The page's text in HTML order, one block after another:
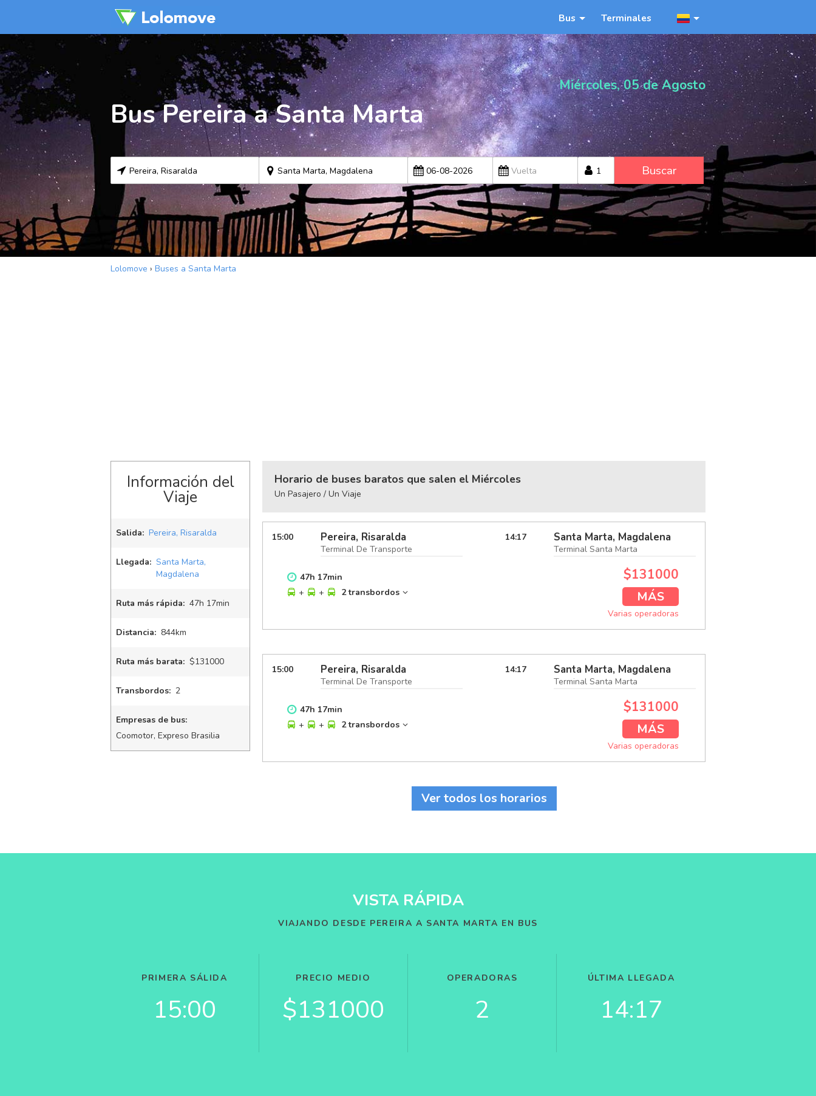
Bus Terminales
Miércoles, 05 de Agosto
Bus Pereira a Santa Marta
Buscar
Lolomove › Buses a Santa Marta
Información del
Viaje
Salida: Pereira, Risaralda
Llegada: Santa Marta,
Magdalena
Ruta más rápida: 47h 17min
Distancia: 844km
Ruta más barata: $131000
Transbordos: 2
Empresas de bus:
Coomotor, Expreso Brasilia
Horario de buses baratos que salen el Miércoles
Un Pasajero / Un Viaje
15:00 Pereira, Risaralda
Terminal De Transporte
14:17 Santa Marta, Magdalena
Terminal Santa Marta
47h 17min
+
+ 2 transbordos
$131000
MÁS
Varias operadoras
15:00 Pereira, Risaralda
Terminal De Transporte
14:17 Santa Marta, Magdalena
Terminal Santa Marta
47h 17min
+
+ 2 transbordos
$131000
MÁS
Varias operadoras
Ver todos los horarios
VISTA RÁPIDA
VIAJANDO DESDE PEREIRA A SANTA MARTA EN BUS
PRIMERA SÁLIDA
15:00
PRECIO MEDIO
$131000
OPERADORAS
2
ÚLTIMA LLEGADA
14:17